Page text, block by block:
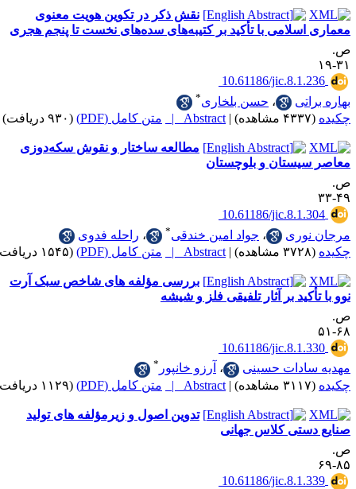
نقش ذکر در تکوین هویت معنوی
با تأکید بر کتیبه‌های سده‌های نخست تا پنجم هجری
‎10.61186/
، حسن بلخاری
|
Abstract | متن کامل (PDF) (۹۳۰ دریافت)
مطالعه ساختار و نقوش سکه‌دوزی
و بلوچستان
‎10.61186/
،جواد امین خندقی ،راحله فدوی
|
Abstract | متن کامل (PDF) (۱۵۴۵ دریافت)
بررسی مؤلفه های شاخص سبک آرت
بر آثار تلفیقی فلز و شیشه
10.61186/
حسینی
،آرزو خانپور *
|
Abstract | متن کامل (PDF) (۱۱۲۹ دریافت)
تدوین اصول و زیرمؤلفه های تولید
کلاس جهانی
10.61186/